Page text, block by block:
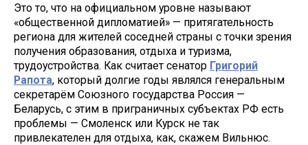
Это то, что на официальном уровне называют
«общественной дипломатией» — притягательность
региона для жителей соседней страны с точки зрения
получения образования, отдыха и туризма,
трудоустройства. Как считает сенатор Григорий
Рапота, который долгие годы являлся генеральным
секретарём Союзного государства Россия —
Беларусь, с этим в приграничных субъектах РФ есть
проблемы — Смоленск или Курск не так
привлекателен для отдыха, как, скажем Вильнюс.